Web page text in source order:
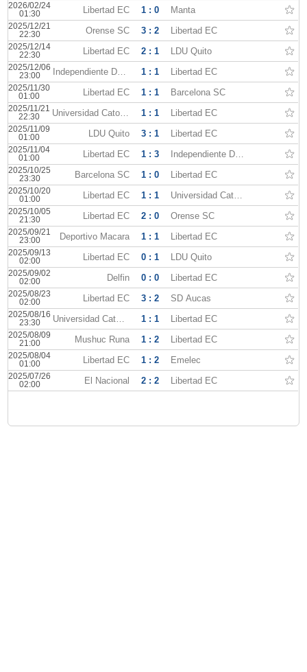
2026/02/24
01:30
Libertad EC 1 : 0 Manta
2025/12/21
22:30
Orense SC 3 : 2 Libertad EC
2025/12/14
22:30
Libertad EC 2 : 1 LDU Quito
2025/12/06
23:00
Independiente Del Valle 1 : 1 Libertad EC
2025/11/30
01:00
Libertad EC 1 : 1 Barcelona SC
2025/11/21
22:30
Universidad Catolica Quito 1 : 1 Libertad EC
2025/11/09
01:00
LDU Quito 3 : 1 Libertad EC
2025/11/04
01:00
Libertad EC 1 : 3 Independiente Del Valle
2025/10/25
23:30
Barcelona SC 1 : 0 Libertad EC
2025/10/20
01:00
Libertad EC 1 : 1 Universidad Catolica Quito
2025/10/05
21:30
Libertad EC 2 : 0 Orense SC
2025/09/21
23:00
Deportivo Macara 1 : 1 Libertad EC
2025/09/13
02:00
Libertad EC 0 : 1 LDU Quito
2025/09/02
02:00
Delfin 0 : 0 Libertad EC
2025/08/23
02:00
Libertad EC 3 : 2 SD Aucas
2025/08/16
23:30
Universidad Catolica Quito 1 : 1 Libertad EC
2025/08/09
21:00
Mushuc Runa 1 : 2 Libertad EC
2025/08/04
01:00
Libertad EC 1 : 2 Emelec
2025/07/26
02:00
El Nacional 2 : 2 Libertad EC